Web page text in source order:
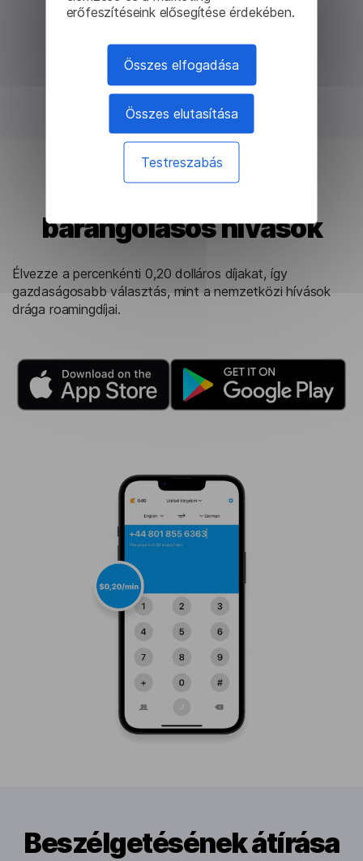
erőfeszítéseink elősegítése érdekében.
Összes elfogadása
Összes elutasítása
Testreszabás
barangolásos hívások
Élvezze a percenkénti 0,20 dolláros díjakat, így
gazdaságosabb választás, mint a nemzetközi hívások
drága roamingdíjai.
Beszélgetésének átírása